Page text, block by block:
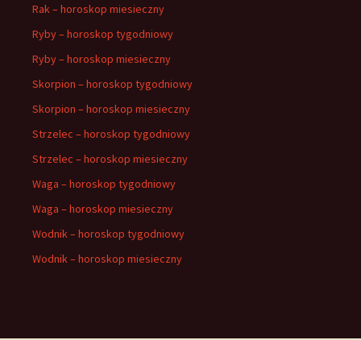
Rak – horoskop miesieczny
Ryby – horoskop tygodniowy
Ryby – horoskop miesieczny
Skorpion – horoskop tygodniowy
Skorpion – horoskop miesieczny
Strzelec – horoskop tygodniowy
Strzelec – horoskop miesieczny
Waga – horoskop tygodniowy
Waga – horoskop miesieczny
Wodnik – horoskop tygodniowy
Wodnik – horoskop miesieczny